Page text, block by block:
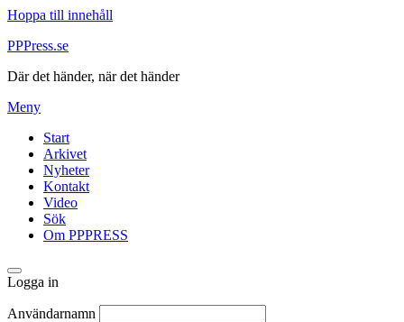
Hoppa till innehåll
PPPress.se
Där det händer, när det händer
Meny
Start
Arkivet
Nyheter
Kontakt
Video
Sök
Om PPPRESS
Logga in
Användarnamn